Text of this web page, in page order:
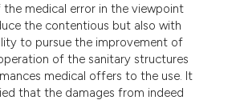
medical error in the viewpoint
the contentious but also with
to pursue the improvement of
of the sanitary structures
medical offers to the use. It
that the damages from indeed